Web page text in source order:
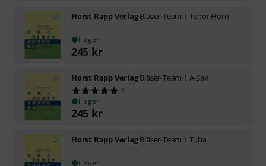
Horst Rapp VerlagBläser-Team 1 Tenor Horn
i lager
245 kr
Horst Rapp VerlagBläser-Team 1 A-Sax
1
i lager
245 kr
Horst Rapp VerlagBläser-Team 1 Tuba
i lager